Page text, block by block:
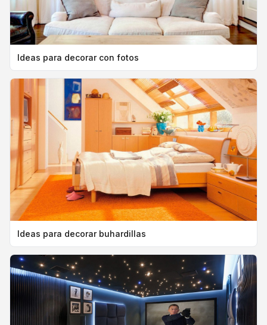
Ideas para decorar con fotos
Ideas para decorar buhardillas